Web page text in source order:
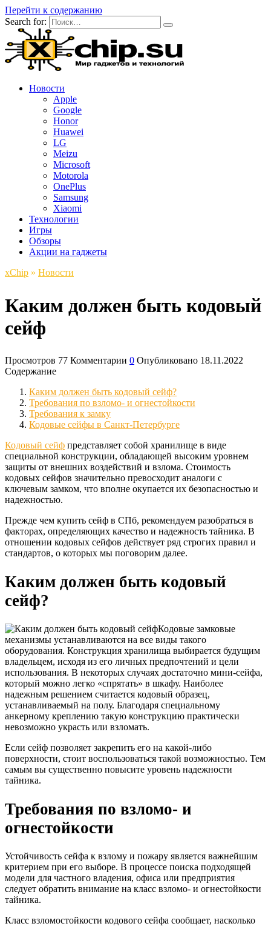
Перейти к содержанию
Search for:
Новости
Apple
Google
Honor
Huawei
LG
Meizu
Microsoft
Motorola
OnePlus
Samsung
Xiaomi
Технологии
Игры
Обзоры
Акции на гаджеты
xСhip » Новости
Каким должен быть кодовый
сейф
Просмотров 77 Комментарии 0 Опубликовано 18.11.2022
Содержание
Каким должен быть кодовый сейф?
Требования по взломо- и огнестойкости
Требования к замку
Кодовые сейфы в Санкт-Петербурге
Кодовый сейф представляет собой хранилище в виде
специальной конструкции, обладающей высоким уровнем
защиты от внешних воздействий и взлома. Стоимость
кодовых сейфов значительно превосходит аналоги с
ключевым замком, что вполне окупается их безопасностью и
надежностью.
Прежде чем купить сейф в СПб, рекомендуем разобраться в
факторах, определяющих качество и надежность тайника. В
отношении кодовых сейфов действует ряд строгих правил и
стандартов, о которых мы поговорим далее.
Каким должен быть кодовый
сейф?
Кодовые замковые
механизмы устанавливаются на все виды такого
оборудования. Конструкция хранилища выбирается будущим
владельцем, исходя из его личных предпочтений и цели
использования. В некоторых случаях достаточно мини-сейфа,
который можно легко «спрятать» в шкафу. Наиболее
надежным решением считается кодовый образец,
устанавливаемый на полу. Благодаря специальному
анкерному креплению такую конструкцию практически
невозможно украсть или взломать.
Если сейф позволяет закрепить его на какой-либо
поверхности, стоит воспользоваться такой возможностью. Тем
самым вы существенно повысите уровень надежности
тайника.
Требования по взломо- и
огнестойкости
Устойчивость сейфа к взлому и пожару является важнейшим
критерием при его выборе. В процессе поиска подходящей
модели для частного владения, офиса или предприятия
следует обратить внимание на класс взломо- и огнестойкости
тайника.
Класс взломостойкости кодового сейфа сообщает, насколько